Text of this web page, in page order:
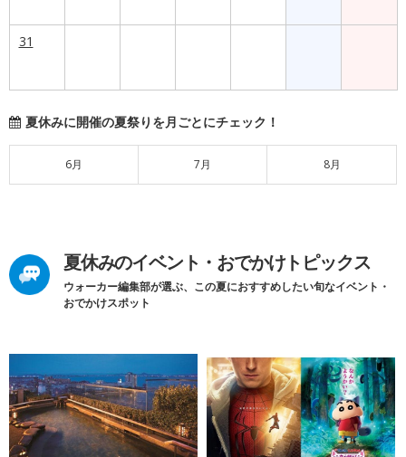
31
夏休みに開催の夏祭りを月ごとにチェック！
6月 7月 8月
夏休みのイベント・おでかけトピックス
ウォーカー編集部が選ぶ、この夏におすすめしたい旬なイベント・
おでかけスポット